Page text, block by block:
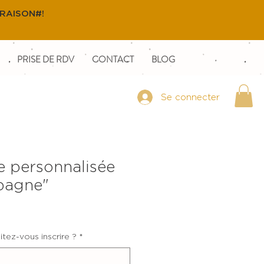
Se connecter
PRISE DE RDV CONTACT BLOG
personnalisée
vous inscrire ? *